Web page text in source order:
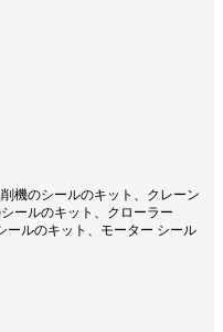
機のシールのキット、クレーン
ールのキット、クローラー
ールのキット、モーター シール